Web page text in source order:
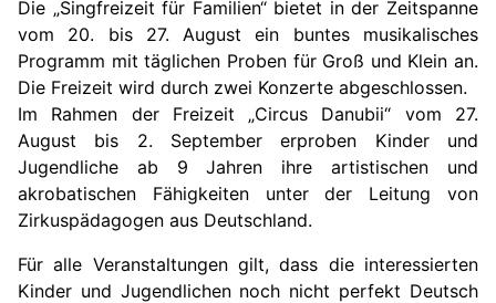
Die „Singfreizeit für Familien“ bietet in der Zeitspanne
vom 20. bis 27. August ein buntes musikalisches
Programm mit täglichen Proben für Groß und Klein an.
Die Freizeit wird durch zwei Konzerte abgeschlossen.
Im Rahmen der Freizeit „Circus Danubii“ vom 27.
August bis 2. September erproben Kinder und
Jugendliche ab 9 Jahren ihre artistischen und
akrobatischen Fähigkeiten unter der Leitung von
Zirkuspädagogen aus Deutschland.
Für alle Veranstaltungen gilt, dass die interessierten
Kinder und Jugendlichen noch nicht perfekt Deutsch